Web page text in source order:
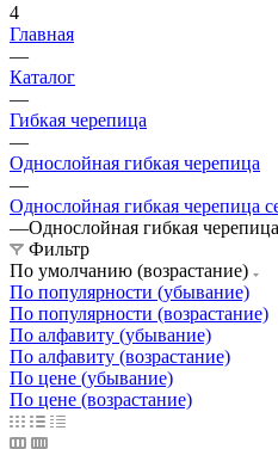
4
Главная
—
Каталог
—
Гибкая черепица
—
Однослойная гибкая черепица
—
Однослойная гибкая черепица
—Однослойная гибкая
Фильтр
По умолчанию (возрастание)
По популярности (убывание)
По популярности (возрастание)
По алфавиту (убывание)
По алфавиту (возрастание)
По цене (убывание)
По цене (возрастание)